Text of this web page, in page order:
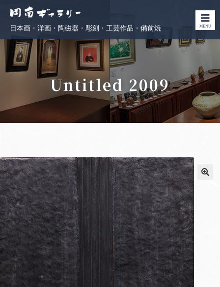
日本画・洋画・陶磁器・彫刻・工芸作品・備前焼 MENU
Untitled 2009